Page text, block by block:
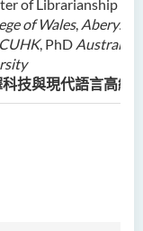
of Librarianship
of Wales,
CUHK, PhD Australian
技與現代語言高級
專業發展課
輯比賽 2021
技問答比賽